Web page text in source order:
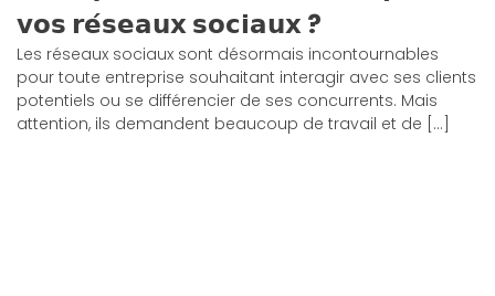
𝘃𝗼𝘀 𝗿𝗲́𝘀𝗲𝗮𝘂𝘅 𝘀𝗼𝗰𝗶𝗮𝘂𝘅 ?
Les réseaux sociaux sont désormais incontournables
pour toute entreprise souhaitant interagir avec ses clients
potentiels ou se différencier de ses concurrents. Mais
attention, ils demandent beaucoup de travail et de […]